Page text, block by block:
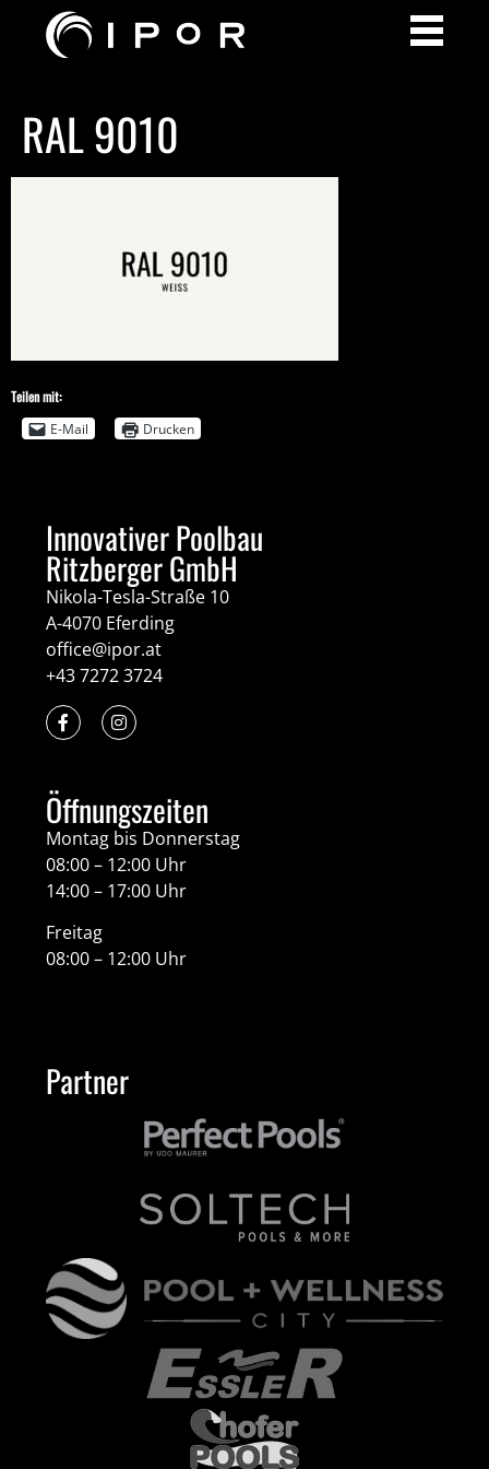
RAL 9010
Teilen mit:
E-Mail
Drucken
Innovativer Poolbau
Ritzberger GmbH
Nikola-Tesla-Straße 10
A-4070 Eferding
office@ipor.at
+43 7272 3724
Öffnungszeiten
Montag bis Donnerstag
08:00 – 12:00 Uhr
14:00 – 17:00 Uhr
Freitag
08:00 – 12:00 Uhr
Partner